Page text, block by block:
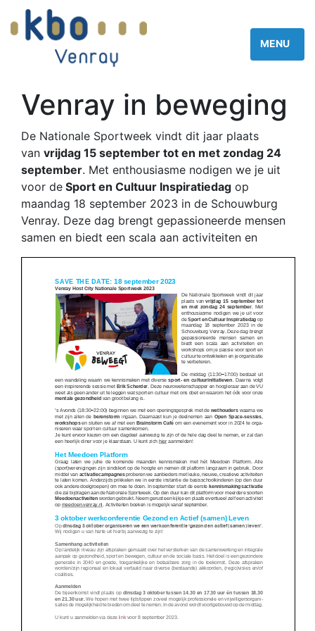
Venray in beweging
De Nationale Sportweek vindt dit jaar plaats
van vrijdag 15 september tot en met zondag 24
september. Met enthousiasme nodigen we je uit
voor de Sport en Cultuur Inspiratiedag op
maandag 18 september 2023 in de Schouwburg
Venray. Deze dag brengt gepassioneerde mensen
samen en biedt een scala aan activiteiten en